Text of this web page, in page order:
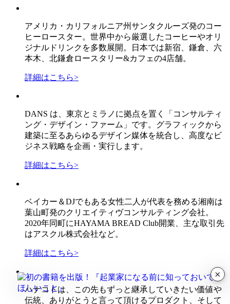
アメリカ・カリフォルニア州サンタクルーズ発のコー
ヒーロースター。世界中から厳選したコーヒーやオリ
ジナルドリンクを多数展開。日本では新宿、鎌倉、六
本木、北鎌倉ロースタリー&カフェの4店舗。
詳細はこちら>
DANS は、東京とミラノに拠点を置く「コンサルティ
ング・デザイン・ファーム」です。グラフィックから
建築に至るあらゆるデザイン媒体を統合し、高度なビ
ジネス戦略を企画・実行します。
詳細はこちら>
ベイカー＆DJでもある女性二人が代表を務める湘南は
葉山町発のクリエイティヴコンサルティング会社。
2020年同町にHAYAMA BREAD Club開業、主な取引先
はアスクル株式会社など。
詳細はこちら>
ハナコトは、この先もずっと継承していきたい価値や
伝統、ありがとうと言って頂けるプロダクト、そして
×